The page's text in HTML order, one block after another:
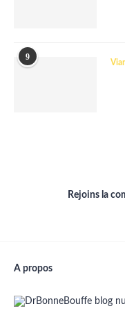
9
Rejoins la
A propos